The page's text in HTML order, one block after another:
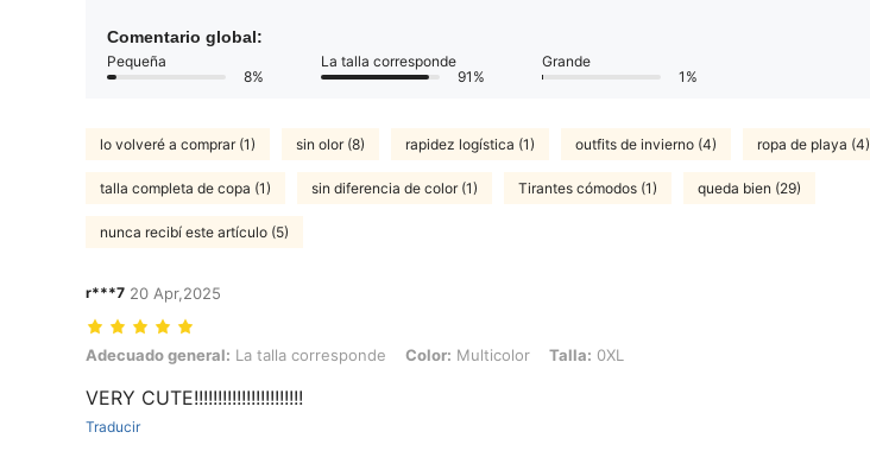
Comentario global:
Pequeña
8%
La talla corresponde
91%
Grande
1%
lo volveré a comprar (1) sin olor (8) rapidez logística (1) outfits de invierno (4) ropa de playa (4)
talla completa de copa (1) sin diferencia de color (1) Tirantes cómodos (1) queda bien (29)
nunca recibí este artículo (5)
r***7 20 Apr,2025
Adecuado general: La talla corresponde, Color: Multicolor, Talla: 0XL
Adecuado general: La talla corresponde Color: Multicolor Talla: 0XL
VERY CUTE!!!!!!!!!!!!!!!!!!!!!!!
Traducir